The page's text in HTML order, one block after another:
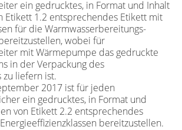
ein gedrucktes, in Format und Inhalt
Etikett 1.2 entsprechendes Etikett mit
für die Warmwasserbereitungs-
wobei für
mit Wärmepumpe das gedruckte
in der Verpackung des
zu liefern ist.
2017 ist für jeden
ein gedrucktes, in Format und
von Etikett 2.2 entsprechendes
bereitzustellen.